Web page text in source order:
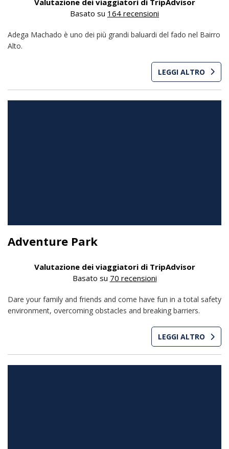
Basato su 164 recensioni
Adega Machado è uno dei più grandi baluardi del fado nel Bairro
Alto.
LEGGI ALTRO
Adventure Park
Valutazione dei viaggiatori di TripAdvisor
Basato su 70 recensioni
Dare your family and friends and come have fun in a total safety
environment, overcoming obstacles and breaking barriers.
LEGGI ALTRO